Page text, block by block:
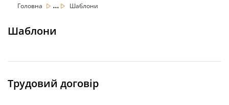
Головна ... Шаблони
Шаблони
Трудовий договір